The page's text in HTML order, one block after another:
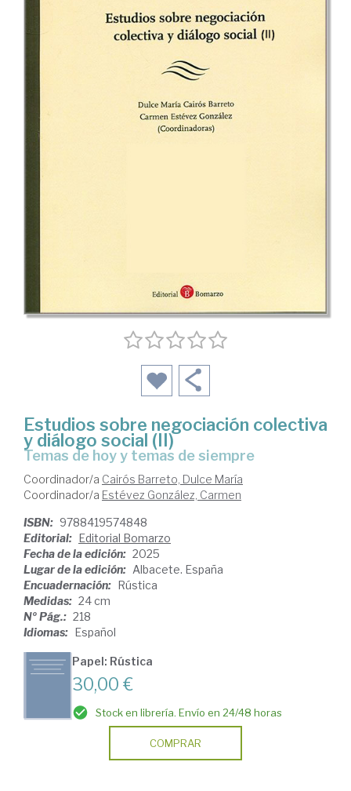
Estudios sobre negociación colectiva
y diálogo social (II)
Temas de hoy y temas de siempre
Coordinador/a Cairós Barreto, Dulce María
Coordinador/a Estévez González, Carmen
ISBN: 9788419574848
Editorial: Editorial Bomarzo
Fecha de la edición: 2025
Lugar de la edición: Albacete. España
Encuadernación: Rústica
Medidas: 24 cm
Nº Pág.: 218
Idiomas: Español
Papel: Rústica
30,00 €
Stock en librería. Envío en 24/48 horas
COMPRAR